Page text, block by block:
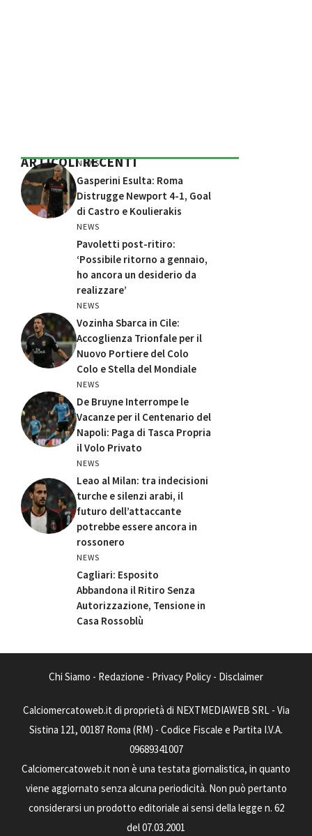
ARTICOLI RECENTI
NEWS
Gasperini Esulta: Roma
Distrugge Newport 4-1, Goal
di Castro e Koulierakis
NEWS
Pavoletti post-ritiro:
‘Possibile ritorno a gennaio,
ho ancora un desiderio da
realizzare’
NEWS
Vozinha Sbarca in Cile:
Accoglienza Trionfale per il
Nuovo Portiere del Colo
Colo e Stella del Mondiale
NEWS
De Bruyne Interrompe le
Vacanze per il Centenario del
Napoli: Paga di Tasca Propria
il Volo Privato
NEWS
Leao al Milan: tra indecisioni
turche e silenzi arabi, il
futuro dell’attaccante
potrebbe essere ancora in
rossonero
NEWS
Cagliari: Esposito
Abbandona il Ritiro Senza
Autorizzazione, Tensione in
Casa Rossoblù
Chi Siamo - Redazione - Privacy Policy - Disclaimer
Calciomercatoweb.it di proprietà di NEXTMEDIAWEB SRL - Via
Sistina 121, 00187 Roma (RM) - Codice Fiscale e Partita I.V.A.
09689341007
Calciomercatoweb.it non è una testata giornalistica, in quanto
viene aggiornato senza alcuna periodicità. Non può pertanto
considerarsi un prodotto editoriale ai sensi della legge n. 62
del 07.03.2001